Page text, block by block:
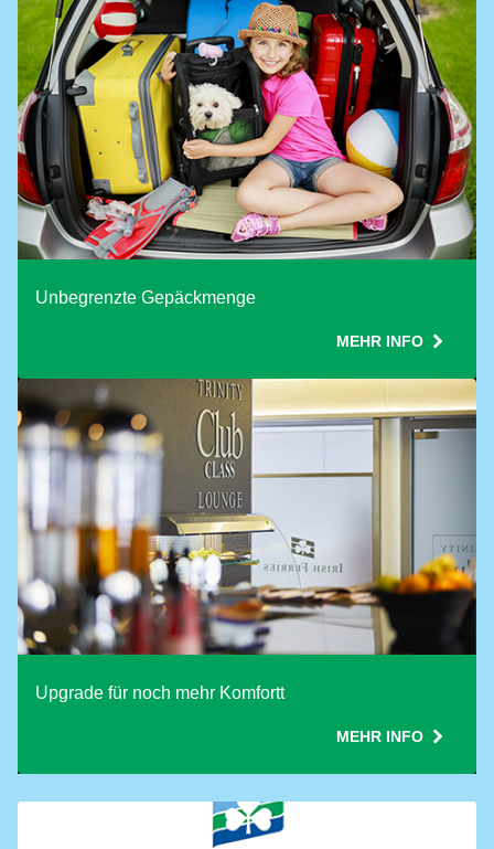
Use ONE Tesco token per booking
Unbegrenzte Gepäckmenge
MEHR INFO
Upgrade für noch mehr Komfortt
MEHR INFO